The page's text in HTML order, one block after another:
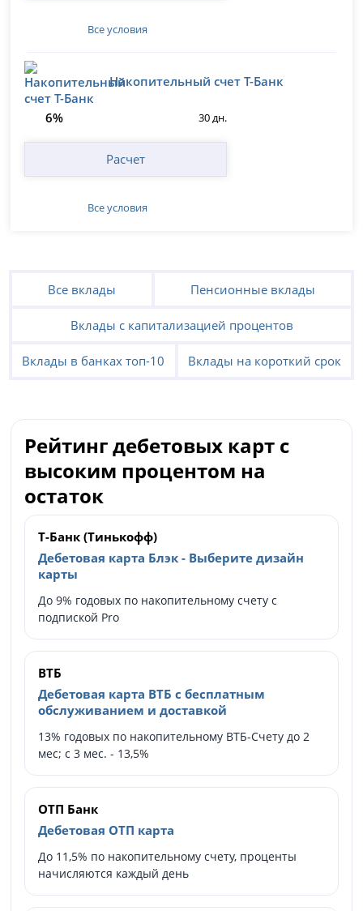
Все условия
Накопительный счет Т-Банк
6% 30 дн.
Расчет
Все условия
Все вклады Пенсионные вклады
Вклады с капитализацией процентов
Вклады в банках топ-10 Вклады на короткий срок
Рейтинг дебетовых карт с
высоким процентом на
остаток
Т-Банк (Тинькофф)
Дебетовая карта Блэк - Выберите дизайн
карты
До 9% годовых по накопительному счету с
подпиской Pro
ВТБ
Дебетовая карта ВТБ с бесплатным
обслуживанием и доставкой
13% годовых по накопительному ВТБ-Счету до 2
мес; с 3 мес. - 13,5%
ОТП Банк
Дебетовая ОТП карта
До 11,5% по накопительному счету, проценты
начисляются каждый день